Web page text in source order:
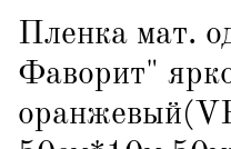
Пленка мат.
Фаворит"